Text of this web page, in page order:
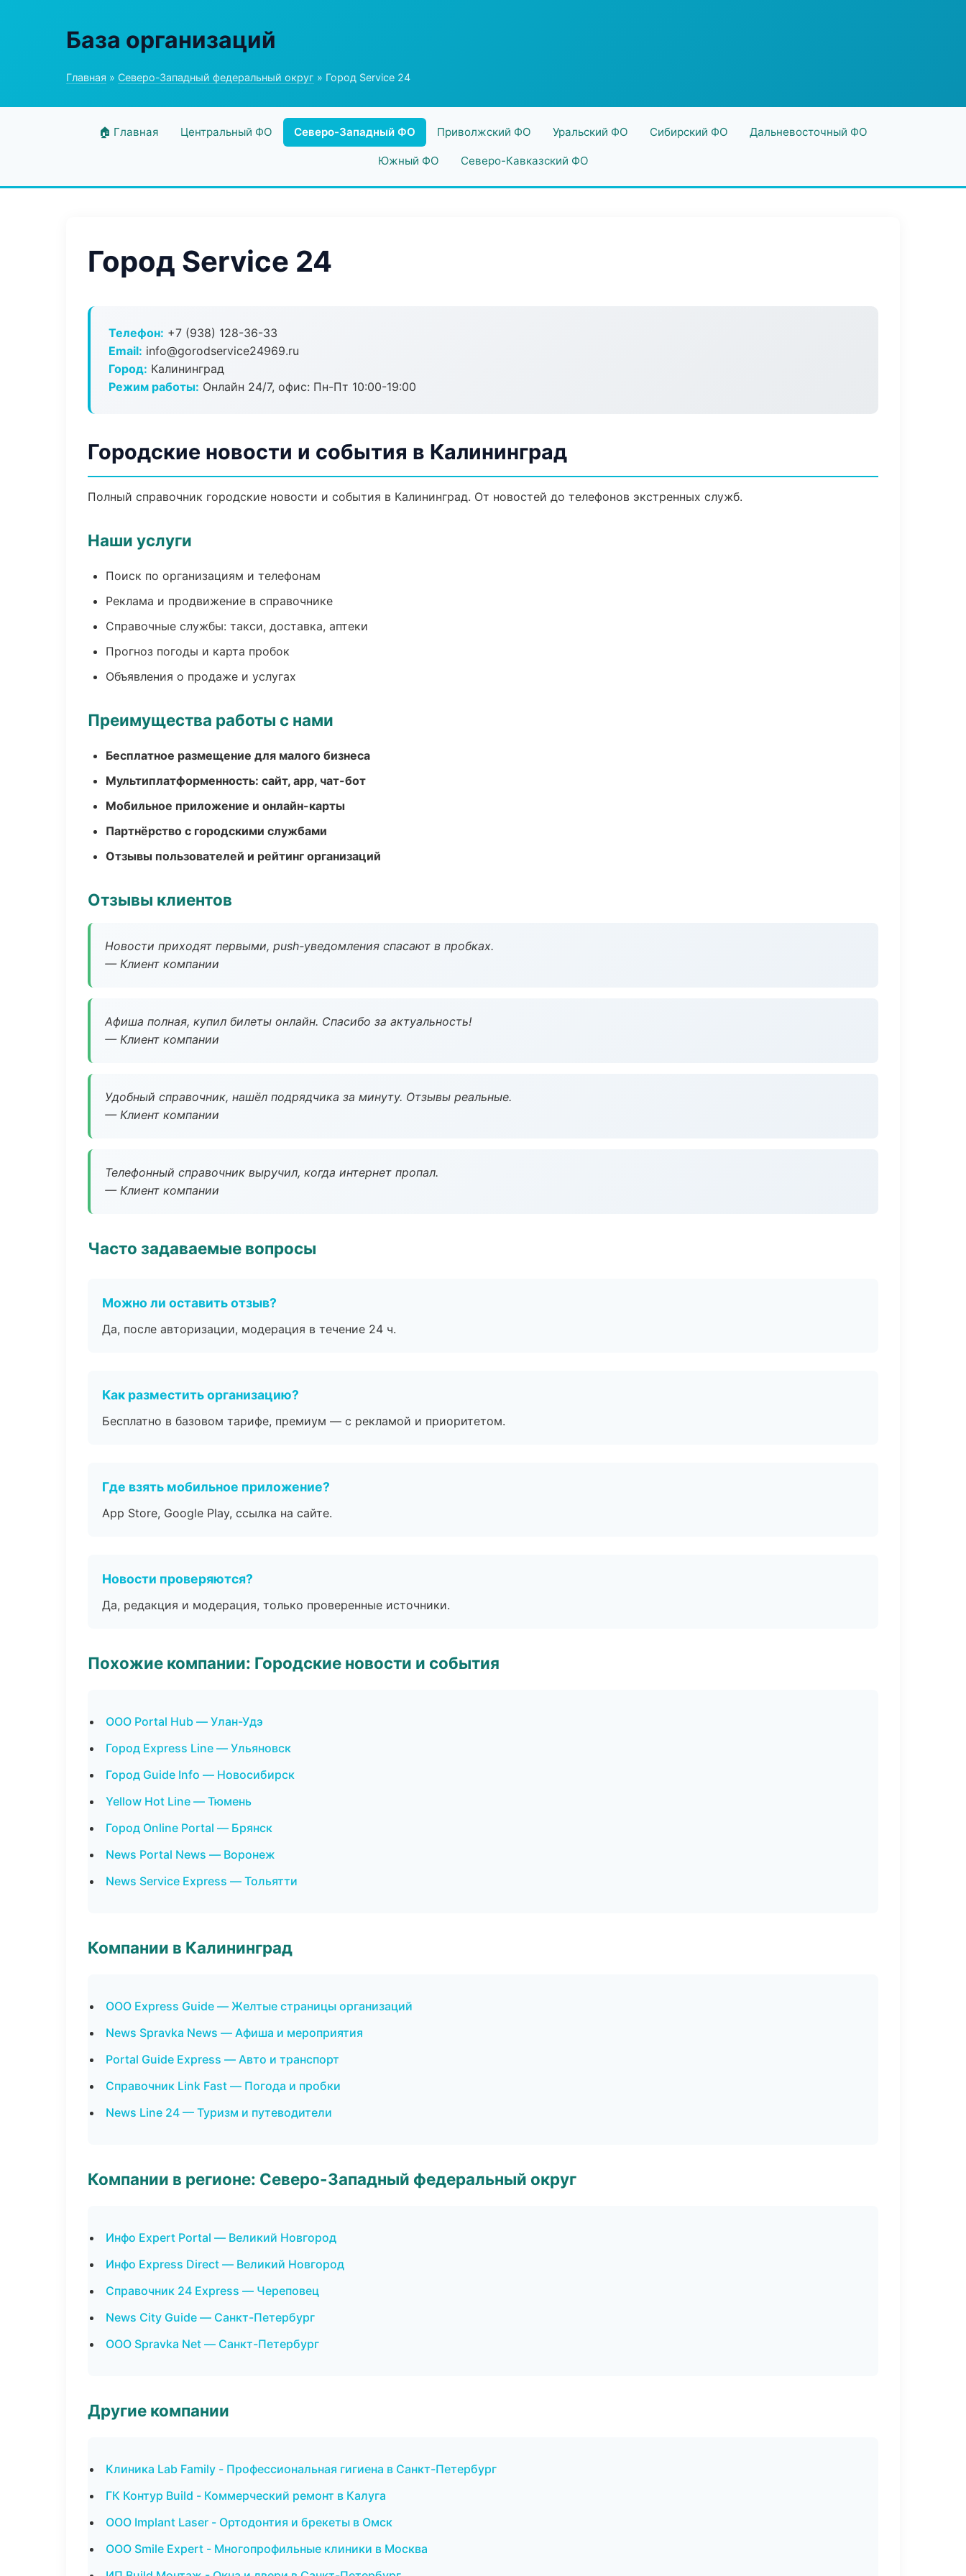
База организаций
Главная » Северо-Западный федеральный округ » Город Service 24
🏠 Главная Центральный ФО Северо-Западный ФО Приволжский ФО Уральский ФО Сибирский ФО Дальневосточный ФО
Южный ФО Северо-Кавказский ФО
Город Service 24
Телефон: +7 (938) 128-36-33
Email: info@gorodservice24969.ru
Город: Калининград
Режим работы: Онлайн 24/7, офис: Пн-Пт 10:00-19:00
Городские новости и события в Калининград
Полный справочник городские новости и события в Калининград. От новостей до телефонов экстренных служб.
Наши услуги
Поиск по организациям и телефонам
Реклама и продвижение в справочнике
Справочные службы: такси, доставка, аптеки
Прогноз погоды и карта пробок
Объявления о продаже и услугах
Преимущества работы с нами
Бесплатное размещение для малого бизнеса
Мультиплатформенность: сайт, app, чат-бот
Мобильное приложение и онлайн-карты
Партнёрство с городскими службами
Отзывы пользователей и рейтинг организаций
Отзывы клиентов
Новости приходят первыми, push-уведомления спасают в пробках.
— Клиент компании
Афиша полная, купил билеты онлайн. Спасибо за актуальность!
— Клиент компании
Удобный справочник, нашёл подрядчика за минуту. Отзывы реальные.
— Клиент компании
Телефонный справочник выручил, когда интернет пропал.
— Клиент компании
Часто задаваемые вопросы
Можно ли оставить отзыв?
Да, после авторизации, модерация в течение 24 ч.
Как разместить организацию?
Бесплатно в базовом тарифе, премиум — с рекламой и приоритетом.
Где взять мобильное приложение?
App Store, Google Play, ссылка на сайте.
Новости проверяются?
Да, редакция и модерация, только проверенные источники.
Похожие компании: Городские новости и события
ООО Portal Hub — Улан-Удэ
Город Express Line — Ульяновск
Город Guide Info — Новосибирск
Yellow Hot Line — Тюмень
Город Online Portal — Брянск
News Portal News — Воронеж
News Service Express — Тольятти
Компании в Калининград
ООО Express Guide — Желтые страницы организаций
News Spravka News — Афиша и мероприятия
Portal Guide Express — Авто и транспорт
Справочник Link Fast — Погода и пробки
News Line 24 — Туризм и путеводители
Компании в регионе: Северо-Западный федеральный округ
Инфо Expert Portal — Великий Новгород
Инфо Express Direct — Великий Новгород
Справочник 24 Express — Череповец
News City Guide — Санкт-Петербург
ООО Spravka Net — Санкт-Петербург
Другие компании
Клиника Lab Family - Профессиональная гигиена в Санкт-Петербург
ГК Контур Build - Коммерческий ремонт в Калуга
ООО Implant Laser - Ортодонтия и брекеты в Омск
ООО Smile Expert - Многопрофильные клиники в Москва